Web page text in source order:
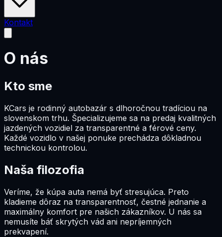
Kontakt
O nás
Kto sme
KCars je rodinný autobazár s dlhoročnou tradíciou na
slovenskom trhu. Špecializujeme sa na predaj kvalitných
jazdených vozidiel za transparentné a férové ceny.
Každé vozidlo v našej ponuke prechádza dôkladnou
technickou kontrolou.
Naša filozofia
Veríme, že kúpa auta nemá byť stresujúca. Preto
kladieme dôraz na transparentnosť, čestné jednanie a
maximálny komfort pre našich zákazníkov. U nás sa
nemusíte báť skrytých vád ani nepríjemných
prekvapení.